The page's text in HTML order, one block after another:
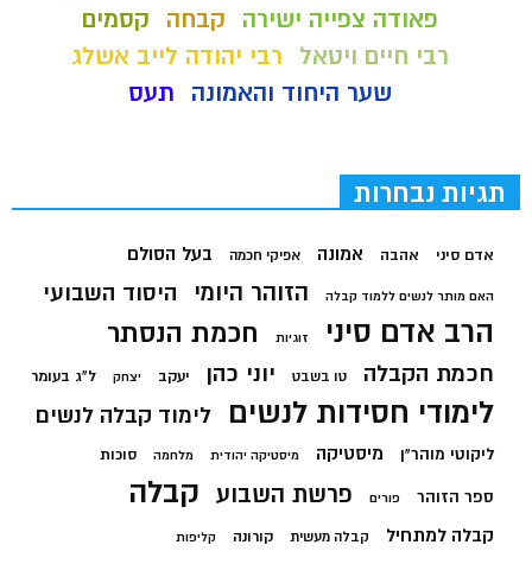
פאודה צפייה ישירה
קבחה
קסמים
רבי חיים ויטאל
רבי יהודה לייב אשלג
שער היחוד והאמונה
תעס
תגיות נבחרות
אדם סיני אהבה אמונה אפיקי חכמה בעל הסולם
האם מותר לנשים ללמוד קבלה הזוהר היומי היסוד השבועי
הרב אדם סיני זוגיות חכמת הנסתר
חכמת הקבלה טו בשבט יוני כהן יעקב יצחק ל"ג בעומר
לימודי חסידות לנשים לימוד קבלה לנשים
ליקוטי מוהר"ן מיסטיקה מיסטיקה יהודית מלחמה סוכות
ספר הזוהר פורים פרשת השבוע קבלה
קבלה למתחיל קבלה מעשית קורונה קליפות